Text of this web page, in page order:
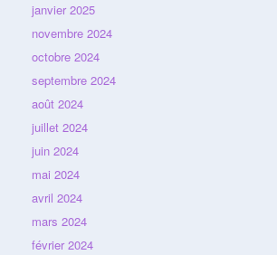
janvier 2025
novembre 2024
octobre 2024
septembre 2024
août 2024
juillet 2024
juin 2024
mai 2024
avril 2024
mars 2024
février 2024